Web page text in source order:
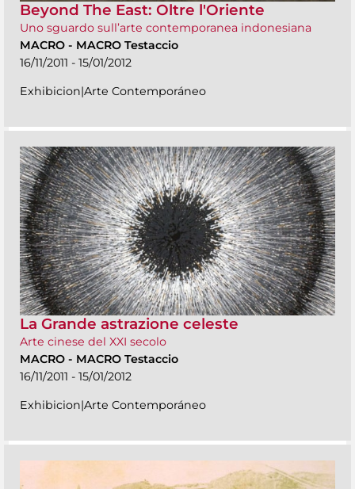
Beyond The East: Oltre l'Oriente
Uno sguardo sull’arte contemporanea indonesiana
MACRO - MACRO Testaccio
16/11/2011 - 15/01/2012
Exhibicion|Arte Contemporáneo
La Grande astrazione celeste
Arte cinese del XXI secolo
MACRO - MACRO Testaccio
16/11/2011 - 15/01/2012
Exhibicion|Arte Contemporáneo